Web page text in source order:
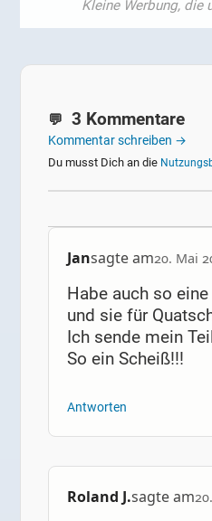
3 Kommentare
Kommentar schreiben →
Du musst Dich an die
Jansagte am20. Mai
Habe auch so
und sie für
Ich sende mein
So ein Scheiß!!!
Antworten
Roland J.sagte am